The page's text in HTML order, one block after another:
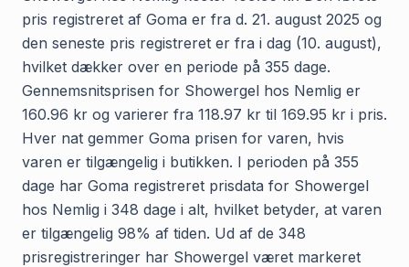
pris registreret af Goma er fra d. 21. august 2025 og
den seneste pris registreret er fra i dag (10. august),
hvilket dækker over en periode på 355 dage.
Gennemsnitsprisen for Showergel hos Nemlig er
160.96 kr og varierer fra 118.97 kr til 169.95 kr i pris.
Hver nat gemmer Goma prisen for varen, hvis
varen er tilgængelig i butikken. I perioden på 355
dage har Goma registreret prisdata for Showergel
hos Nemlig i 348 dage i alt, hvilket betyder, at varen
er tilgængelig 98% af tiden. Ud af de 348
prisregistreringer har Showergel været markeret